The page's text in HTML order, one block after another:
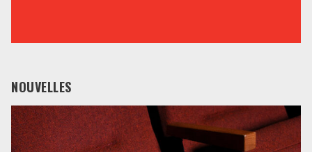
NOUVELLES